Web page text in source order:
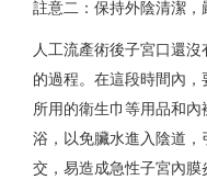
註意二：保持外陰清潔，
人工流產術後子宮口還沒
的過程。在這段時間內，
所用的衛生巾等用品和
浴，以免臟水進入陰道，
交，易造成急性子宮內